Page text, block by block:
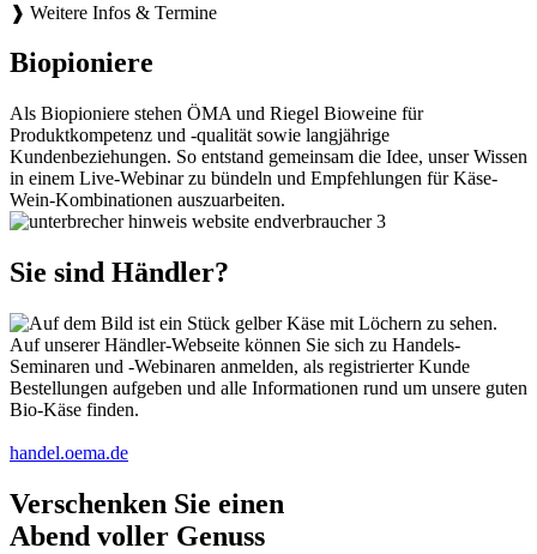
❱ Weitere Infos & Termine
Biopioniere
Als Biopioniere stehen ÖMA und Riegel Bioweine für
Produktkompetenz und -qualität sowie langjährige
Kundenbeziehungen. So entstand gemeinsam die Idee, unser Wissen
in einem Live-Webinar zu bündeln und Empfehlungen für Käse-
Wein-Kombinationen auszuarbeiten.
Sie sind Händler?
Auf unserer Händler-Webseite können Sie sich zu Handels-
Seminaren und -Webinaren anmelden, als registrierter Kunde
Bestellungen aufgeben und alle Informationen rund um unsere guten
Bio-Käse finden.
handel.oema.de
Verschenken Sie einen
Abend voller Genuss